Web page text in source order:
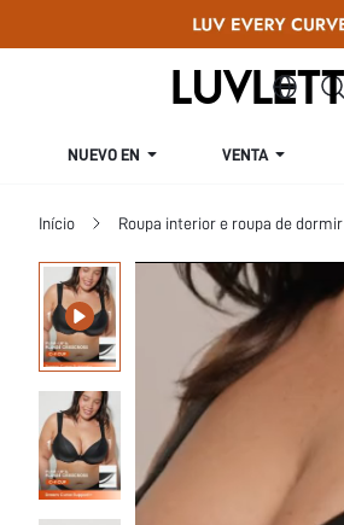
NUEVO EN VENTA
Início Roupa interior e roupa de dormir